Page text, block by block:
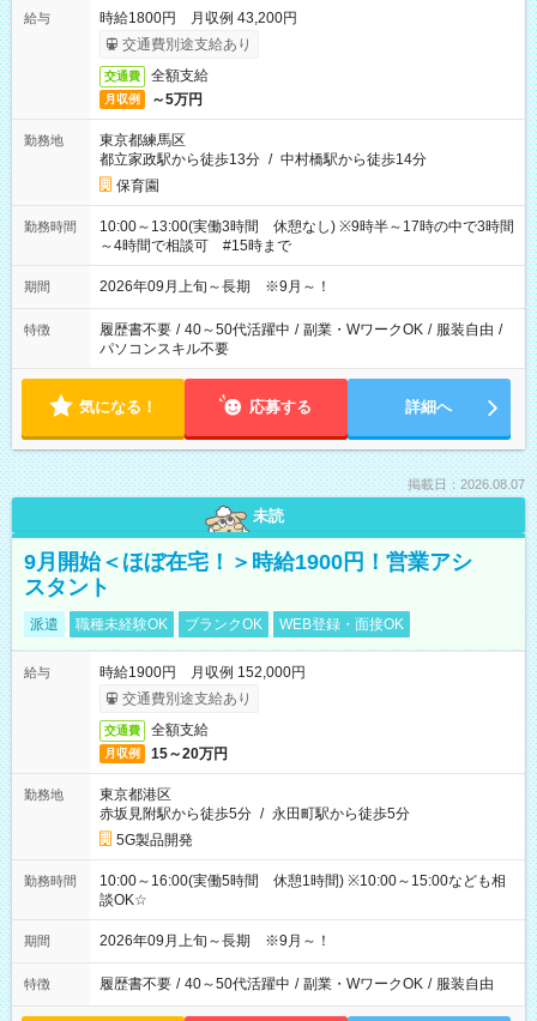
給与
時給1800円 月収例 43,200円
交通費別途支給あり
交通費 全額支給
月収例 ～5万円
勤務地
東京都練馬区
都立家政駅から徒歩13分 / 中村橋駅から徒歩14分
保育園
勤務時間
10:00～13:00(実働3時間 休憩なし) ※9時半～17時の中で3時間
～4時間で相談可 #15時まで
期間 2026年09月上旬～長期 ※9月～！
特徴 履歴書不要 / 40～50代活躍中 / 副業・WワークOK / 服装自由 /
パソコンスキル不要
気になる！ 応募する 詳細へ
掲載日：2026.08.07
未読
9月開始＜ほぼ在宅！＞時給1900円！営業アシ
スタント
派遣 職種未経験OK ブランクOK WEB登録・面接OK
給与
時給1900円 月収例 152,000円
交通費別途支給あり
交通費 全額支給
月収例 15～20万円
勤務地
東京都港区
赤坂見附駅から徒歩5分 / 永田町駅から徒歩5分
5G製品開発
勤務時間
10:00～16:00(実働5時間 休憩1時間) ※10:00～15:00なども相
談OK☆
期間 2026年09月上旬～長期 ※9月～！
特徴 履歴書不要 / 40～50代活躍中 / 副業・WワークOK / 服装自由